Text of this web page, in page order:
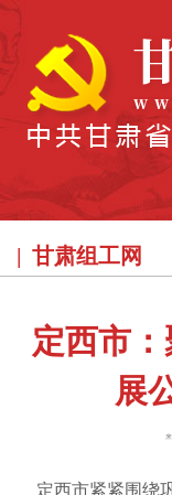
甘肃组工网
定西市
展
定西市紧紧围绕